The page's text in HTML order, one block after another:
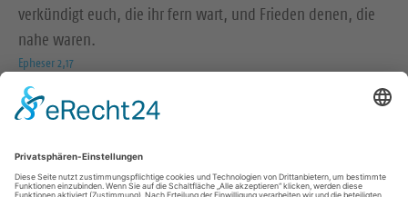
verkündigt euch, die ihr fern wart, und Frieden denen, die
nahe waren.
Epheser 2,17
© Evangelische Brüder-Unität – Herrnhuter Brüdergemeine
Weitere Informationen finden Sie hier
Social Media